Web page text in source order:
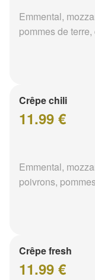
Emmental,
pommes de
Crêpe chili
11.99 €
Emmental,
poivrons,
Crêpe fresh
11.99 €